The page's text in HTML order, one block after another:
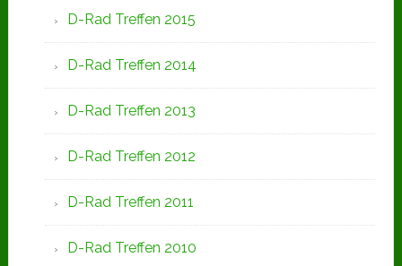
D-Rad Treffen 2015
D-Rad Treffen 2014
D-Rad Treffen 2013
D-Rad Treffen 2012
D-Rad Treffen 2011
D-Rad Treffen 2010